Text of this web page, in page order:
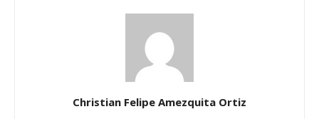
Christian Felipe Amezquita Ortiz